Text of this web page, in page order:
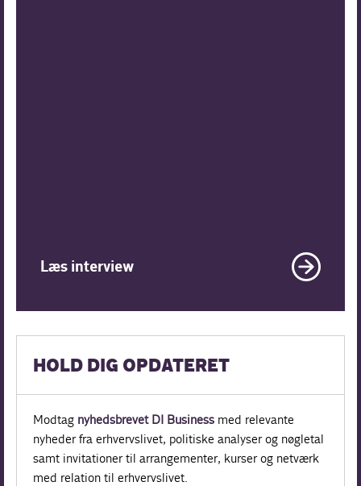
Læs interview
HOLD DIG OPDATERET
Modtag nyhedsbrevet DI Business med relevante
nyheder fra erhvervslivet, politiske analyser og nøgletal
samt invitationer til arrangementer, kurser og netværk
med relation til erhvervslivet.